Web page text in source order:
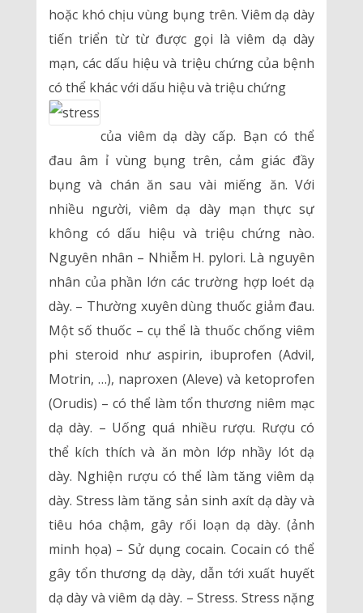
hoặc khó chịu vùng bụng trên. Viêm dạ dày
tiến triển từ từ được gọi là viêm dạ dày
mạn, các dấu hiệu và triệu chứng của bệnh
có thể khác với dấu hiệu và triệu chứng
của viêm dạ dày cấp. Bạn có thể
đau âm ỉ vùng bụng trên, cảm giác đầy
bụng và chán ăn sau vài miếng ăn. Với
nhiều người, viêm dạ dày mạn thực sự
không có dấu hiệu và triệu chứng nào.
Nguyên nhân – Nhiễm H. pylori. Là nguyên
nhân của phần lớn các trường hợp loét dạ
dày. – Thường xuyên dùng thuốc giảm đau.
Một số thuốc – cụ thể là thuốc chống viêm
phi steroid như aspirin, ibuprofen (Advil,
Motrin, …), naproxen (Aleve) và ketoprofen
(Orudis) – có thể làm tổn thương niêm mạc
dạ dày. – Uống quá nhiều rượu. Rượu có
thể kích thích và ăn mòn lớp nhầy lót dạ
dày. Nghiện rượu có thể làm tăng viêm dạ
dày. Stress làm tăng sản sinh axít dạ dày và
tiêu hóa chậm, gây rối loạn dạ dày. (ảnh
minh họa) – Sử dụng cocain. Cocain có thể
gây tổn thương dạ dày, dẫn tới xuất huyết
dạ dày và viêm dạ dày. – Stress. Stress nặng